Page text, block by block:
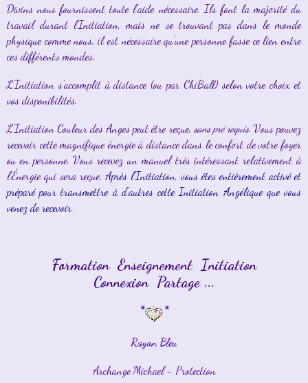
Divins nous fournissent toute l'aide nécessaire. Ils font la majorité du
travail durant l'Initiation, mais ne se trouvant pas dans le monde
physique comme nous, il est nécessaire qu'une personne fasse ce lien entre
ces différents mondes.
L'Initiation s'accomplit à distance (ou par ChiBall) selon votre choix et
vos disponibilités.
L'Initiation Couleur des Anges peut être reçue, sans pré requis. Vous pouvez
recevoir cette magnifique énergie à distance dans le confort de votre foyer
ou en personne. Vous recevez un manuel très intéressant relativement à
l'Énergie qui sera reçue. Après l'Initiation, vous êtes entièrement activé et
préparé pour transmettre à d'autres cette Initiation Angélique que vous
venez de recevoir.
Formation Enseignement Initiation
Connexion Partage ...
*
*
Rayon Bleu
Archange Michael - Protection